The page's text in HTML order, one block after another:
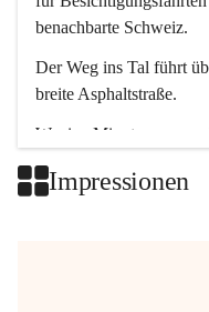
benachbarte Schweiz.
Der Weg ins Tal führt
breite Asphaltstraße.
Wenige Minuten nur,
Impressionen